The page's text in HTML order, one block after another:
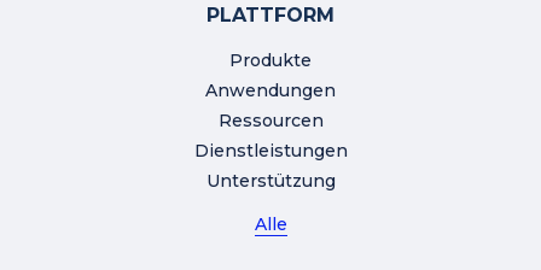
PLATTFORM
Produkte
Anwendungen
Ressourcen
Dienstleistungen
Unterstützung
Alle